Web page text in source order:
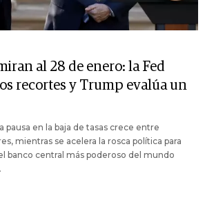
al 28 de enero: la Fed
recortes y Trump evalúa un
pausa en la baja de tasas crece entre
mientras se acelera la rosca política para
banco central más poderoso del mundo